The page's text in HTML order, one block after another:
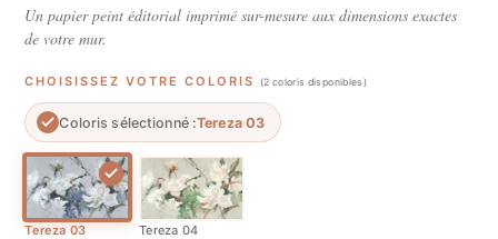
Un papier peint éditorial imprimé sur-mesure aux dimensions exactes
de votre mur.
CHOISISSEZ VOTRE COLORIS (2 coloris disponibles)
Coloris sélectionné :Tereza 03
Tereza 03 Tereza 04